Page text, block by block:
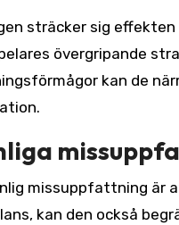
sträcker sig
övergripande
kan de
missuppfattning är
kan den också